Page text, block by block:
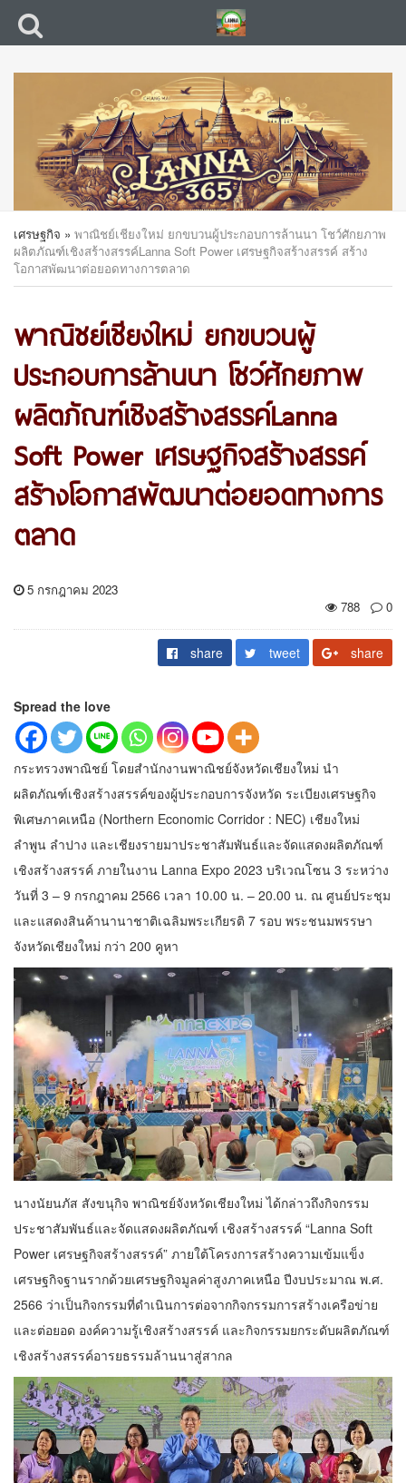
เศรษฐกิจ » พาณิชย์เชียงใหม่ ยกขบวนผู้ประกอบการล้านนา โชว์ศักยภาพ
ผลิตภัณฑ์เชิงสร้างสรรค์Lanna Soft Power เศรษฐกิจสร้างสรรค์ สร้าง
โอกาสพัฒนาต่อยอดทางการตลาด
พาณิชย์เชียงใหม่ ยกขบวนผู้
ประกอบการล้านนา โชว์ศักยภาพ
ผลิตภัณฑ์เชิงสร้างสรรค์Lanna
Soft Power เศรษฐกิจสร้างสรรค์
สร้างโอกาสพัฒนาต่อยอดทางการ
ตลาด
5 กรกฎาคม 2023
788
0
share tweet share
Spread the love
กระทรวงพาณิชย์ โดยสำนักงานพาณิชย์จังหวัดเชียงใหม่ นำ
ผลิตภัณฑ์เชิงสร้างสรรค์ของผู้ประกอบการจังหวัด ระเบียงเศรษฐกิจ
พิเศษภาคเหนือ (Northern Economic Corridor : NEC) เชียงใหม่
ลำพูน ลำปาง และเชียงรายมาประชาสัมพันธ์และจัดแสดงผลิตภัณฑ์
เชิงสร้างสรรค์ ภายในงาน Lanna Expo 2023 บริเวณโซน 3 ระหว่าง
วันที่ 3 – 9 กรกฎาคม 2566 เวลา 10.00 น. – 20.00 น. ณ ศูนย์ประชุม
และแสดงสินค้านานาชาติเฉลิมพระเกียรติ 7 รอบ พระชนมพรรษา
จังหวัดเชียงใหม่ กว่า 200 คูหา
​นางนัยนภัส สังขนุกิจ พาณิชย์จังหวัดเชียงใหม่ ได้กล่าวถึงกิจกรรม
ประชาสัมพันธ์และจัดแสดงผลิตภัณฑ์ เชิงสร้างสรรค์ “Lanna Soft
Power เศรษฐกิจสร้างสรรค์” ภายใต้โครงการสร้างความเข้มแข็ง
เศรษฐกิจฐานรากด้วยเศรษฐกิจมูลค่าสูงภาคเหนือ ปีงบประมาณ พ.ศ.
2566 ว่าเป็นกิจกรรมที่ดำเนินการต่อจากกิจกรรมการสร้างเครือข่าย
และต่อยอด องค์ความรู้เชิงสร้างสรรค์ และกิจกรรมยกระดับผลิตภัณฑ์
เชิงสร้างสรรค์อารยธรรมล้านนาสู่สากล